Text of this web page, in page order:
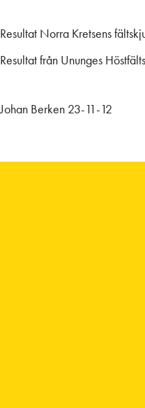
Resultat Norra Kretsens
Resultat från Ununges
Johan Berken 23-11-12